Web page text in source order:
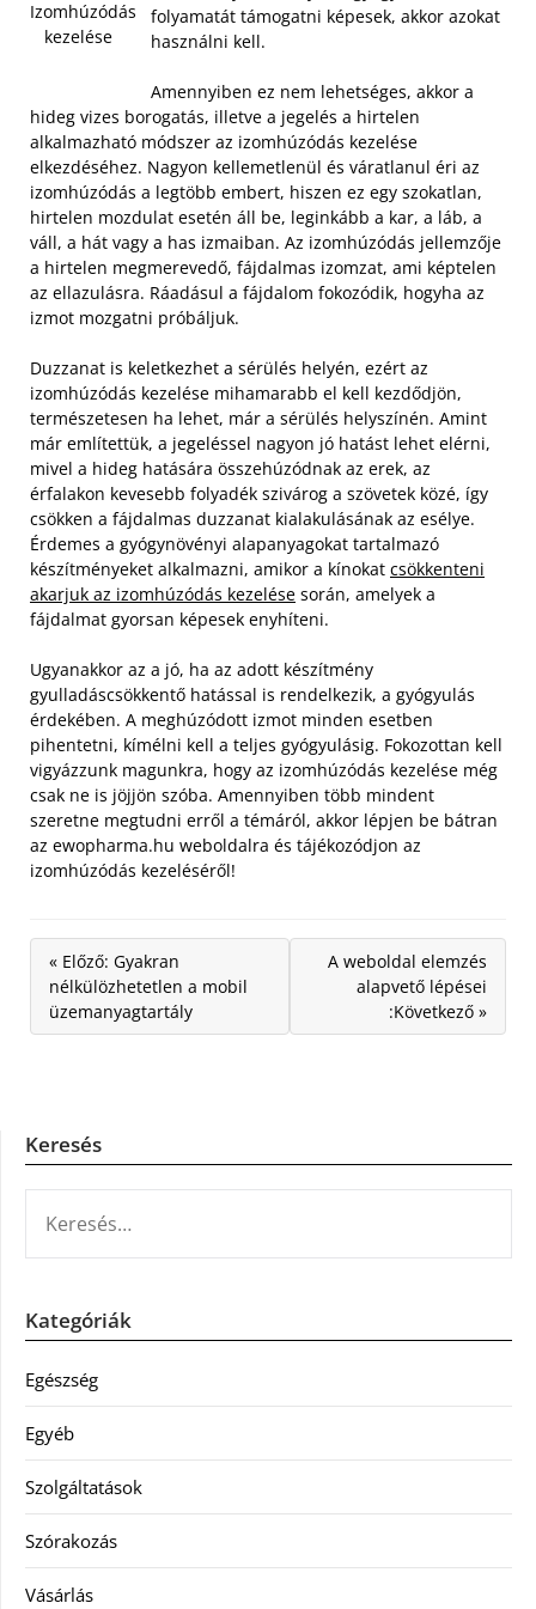
Izomhúzódás
kezelése
folyamatát támogatni képesek, akkor azokat
használni kell.
Amennyiben ez nem lehetséges, akkor a
hideg vizes borogatás, illetve a jegelés a hirtelen
alkalmazható módszer az izomhúzódás kezelése
elkezdéséhez. Nagyon kellemetlenül és váratlanul éri az
izomhúzódás a legtöbb embert, hiszen ez egy szokatlan,
hirtelen mozdulat esetén áll be, leginkább a kar, a láb, a
váll, a hát vagy a has izmaiban. Az izomhúzódás jellemzője
a hirtelen megmerevedő, fájdalmas izomzat, ami képtelen
az ellazulásra. Ráadásul a fájdalom fokozódik, hogyha az
izmot mozgatni próbáljuk.
Duzzanat is keletkezhet a sérülés helyén, ezért az
izomhúzódás kezelése mihamarabb el kell kezdődjön,
természetesen ha lehet, már a sérülés helyszínén. Amint
már említettük, a jegeléssel nagyon jó hatást lehet elérni,
mivel a hideg hatására összehúzódnak az erek, az
érfalakon kevesebb folyadék szivárog a szövetek közé, így
csökken a fájdalmas duzzanat kialakulásának az esélye.
Érdemes a gyógynövényi alapanyagokat tartalmazó
készítményeket alkalmazni, amikor a kínokat csökkenteni
akarjuk az izomhúzódás kezelése során, amelyek a
fájdalmat gyorsan képesek enyhíteni.
Ugyanakkor az a jó, ha az adott készítmény
gyulladáscsökkentő hatással is rendelkezik, a gyógyulás
érdekében. A meghúzódott izmot minden esetben
pihentetni, kímélni kell a teljes gyógyulásig. Fokozottan kell
vigyázzunk magunkra, hogy az izomhúzódás kezelése még
csak ne is jöjjön szóba. Amennyiben több mindent
szeretne megtudni erről a témáról, akkor lépjen be bátran
az ewopharma.hu weboldalra és tájékozódjon az
izomhúzódás kezeléséről!
« Előző: Gyakran
nélkülözhetetlen a mobil
üzemanyagtartály
A weboldal elemzés
alapvető lépései
:Következő »
Keresés
Kategóriák
Egészség
Egyéb
Szolgáltatások
Szórakozás
Vásárlás